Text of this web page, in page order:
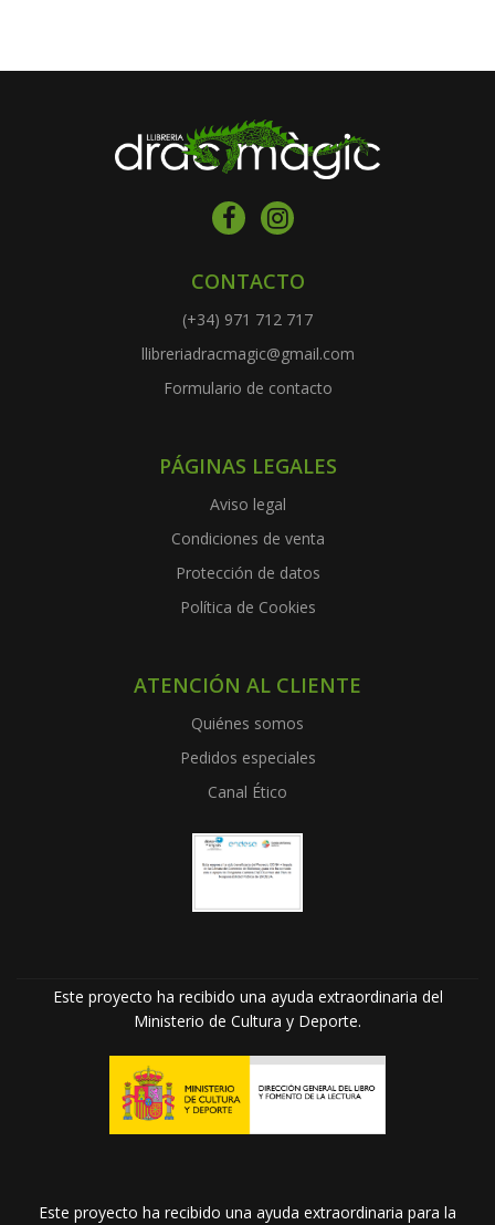
CONTACTO
(+34) 971 712 717
llibreriadracmagic@gmail.com
Formulario de contacto
PÁGINAS LEGALES
Aviso legal
Condiciones de venta
Protección de datos
Política de Cookies
ATENCIÓN AL CLIENTE
Quiénes somos
Pedidos especiales
Canal Ético
Este proyecto ha recibido una ayuda extraordinaria del
Ministerio de Cultura y Deporte.
Este proyecto ha recibido una ayuda extraordinaria para la